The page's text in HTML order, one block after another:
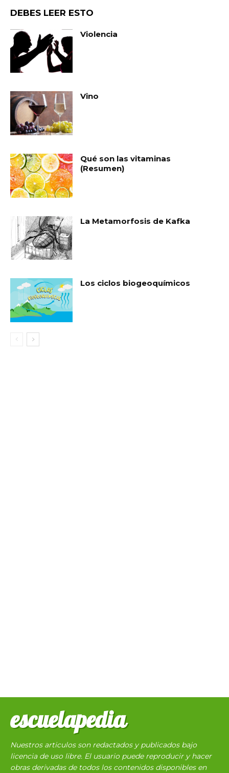
DEBES LEER ESTO
Violencia
Vino
Qué son las vitaminas
(Resumen)
La Metamorfosis de Kafka
Los ciclos biogeoquímicos
escuelapedia
Nuestros articulos son redactados y publicados bajo
licencia de uso libre. El usuario puede reproducir y hacer
obras derivadas de todos los contenidos disponibles en